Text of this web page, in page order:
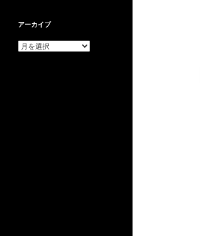
アーカイブ
ア